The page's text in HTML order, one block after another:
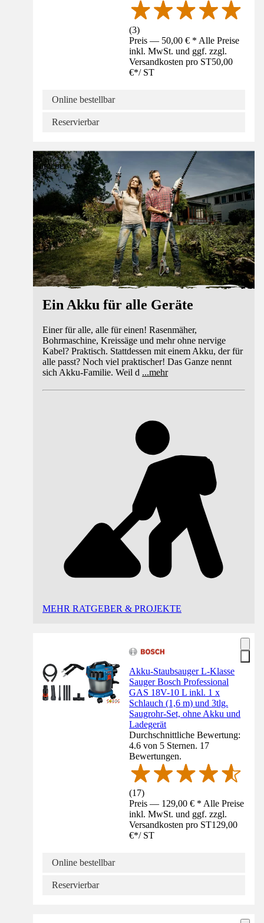
(3)
Preis — 50,00 € * Alle Preise
inkl. MwSt. und ggf. zzgl.
Versandkosten pro ST50,00
€*/ ST
Online bestellbar
Reservierbar
Ratgeber
Ein Akku für alle Geräte
Einer für alle, alle für einen! Rasenmäher,
Bohrmaschine, Kreissäge und mehr ohne nervige
Kabel? Praktisch. Stattdessen mit einem Akku, der für
alle passt? Noch viel praktischer! Das Ganze nennt
sich Akku-Familie. Weil d ...mehr
MEHR RATGEBER & PROJEKTE
Akku-Staubsauger L-Klasse
Sauger Bosch Professional
GAS 18V-10 L inkl. 1 x
Schlauch (1,6 m) und 3tlg.
Saugrohr-Set, ohne Akku und
Ladegerät
Durchschnittliche Bewertung:
4.6 von 5 Sternen. 17
Bewertungen.
(17)
Preis — 129,00 € * Alle Preise
inkl. MwSt. und ggf. zzgl.
Versandkosten pro ST129,00
€*/ ST
Online bestellbar
Reservierbar